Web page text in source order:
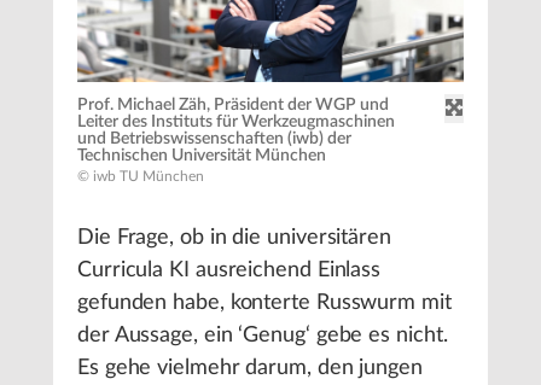
Prof. Michael Zäh, Präsident der WGP und
Leiter des Instituts für Werkzeugmaschinen
und Betriebswissenschaften (iwb) der
Technischen Universität München
© iwb TU München
Die Frage, ob in die universitären
Curricula KI ausreichend Einlass
gefunden habe, konterte Russwurm mit
der Aussage, ein ‘Genug‘ gebe es nicht.
Es gehe vielmehr darum, den jungen